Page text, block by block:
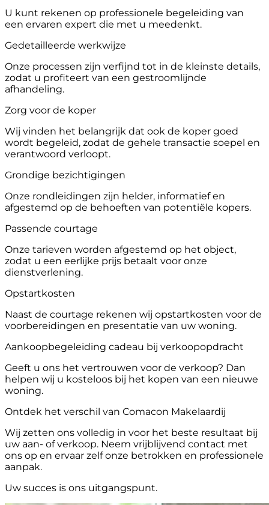
U kunt rekenen op professionele begeleiding van
een ervaren expert die met u meedenkt.
Gedetailleerde werkwijze
Onze processen zijn verfijnd tot in de kleinste details,
zodat u profiteert van een gestroomlijnde
afhandeling.
Zorg voor de koper
Wij vinden het belangrijk dat ook de koper goed
wordt begeleid, zodat de gehele transactie soepel en
verantwoord verloopt.
Grondige bezichtigingen
Onze rondleidingen zijn helder, informatief en
afgestemd op de behoeften van potentiële kopers.
Passende courtage
Onze tarieven worden afgestemd op het object,
zodat u een eerlijke prijs betaalt voor onze
dienstverlening.
Opstartkosten
Naast de courtage rekenen wij opstartkosten voor de
voorbereidingen en presentatie van uw woning.
Aankoopbegeleiding cadeau bij verkoopopdracht
Geeft u ons het vertrouwen voor de verkoop? Dan
helpen wij u kosteloos bij het kopen van een nieuwe
woning.
Ontdek het verschil van Comacon Makelaardij
Wij zetten ons volledig in voor het beste resultaat bij
uw aan- of verkoop. Neem vrijblijvend contact met
ons op en ervaar zelf onze betrokken en professionele
aanpak.
Uw succes is ons uitgangspunt.